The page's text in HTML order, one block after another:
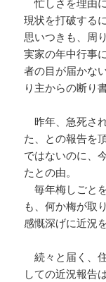
忙しさを理由
現状を打破する
思いつきも、周
実家の年中行事
者の目が届かな
り主からの断り
昨年、急死さ
た、との報告を
ではないのに、
たとの由。
毎年梅しごと
も、何か梅が取
感慨深げに近況
続々と届く、
しての近況報告